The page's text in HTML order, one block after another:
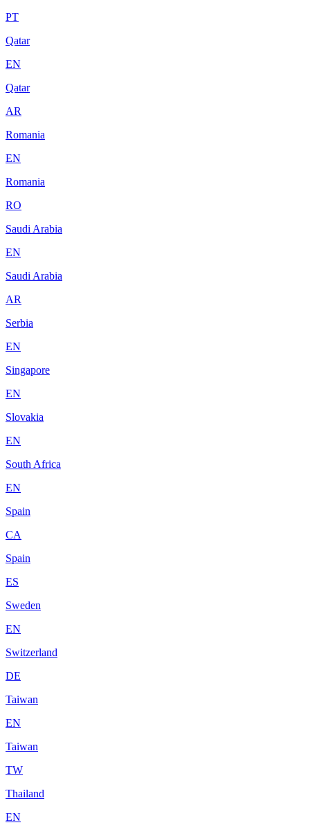
PT
Qatar
EN
Qatar
AR
Romania
EN
Romania
RO
Saudi Arabia
EN
Saudi Arabia
AR
Serbia
EN
Singapore
EN
Slovakia
EN
South Africa
EN
Spain
CA
Spain
ES
Sweden
EN
Switzerland
DE
Taiwan
EN
Taiwan
TW
Thailand
EN